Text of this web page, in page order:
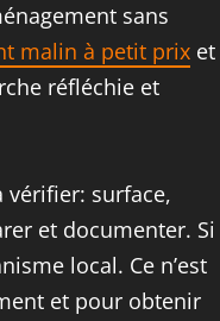
sans
malin à petit prix et
réfléchie et
vérifier: surface,
et documenter. Si
local. Ce n’est
et pour obtenir